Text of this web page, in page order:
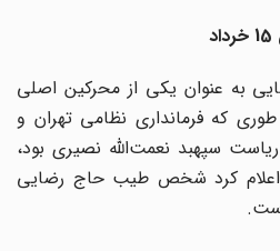
به عنوان یکى از محرکین اصلى
که فرماندارى نظامى تهران و
سپهبد نعمت‌الله نصیرى بود،
کرد شخص طیب حاج رضایى